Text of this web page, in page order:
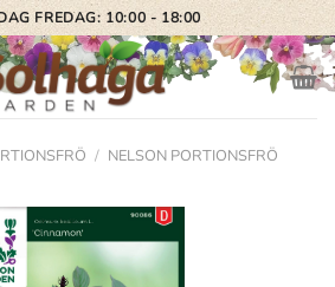
FREDAG: 10:00 - 18:00
/ NELSON PORTIONSFRÖ